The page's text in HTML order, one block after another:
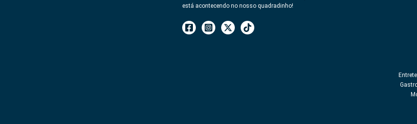
está acontecendo no nosso quadradinho!